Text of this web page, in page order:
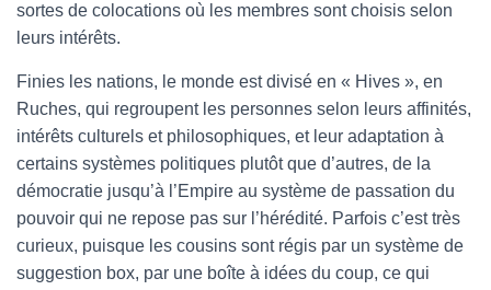
sortes de colocations où les membres sont choisis selon
leurs intérêts.
Finies les nations, le monde est divisé en « Hives », en
Ruches, qui regroupent les personnes selon leurs affinités,
intérêts culturels et philosophiques, et leur adaptation à
certains systèmes politiques plutôt que d’autres, de la
démocratie jusqu’à l’Empire au système de passation du
pouvoir qui ne repose pas sur l’hérédité. Parfois c’est très
curieux, puisque les cousins sont régis par un système de
suggestion box, par une boîte à idées du coup, ce qui